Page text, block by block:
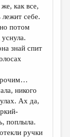
как все,
лежит себе.
потом
знай спит
никого
Ах да,
поплыла.
ручки